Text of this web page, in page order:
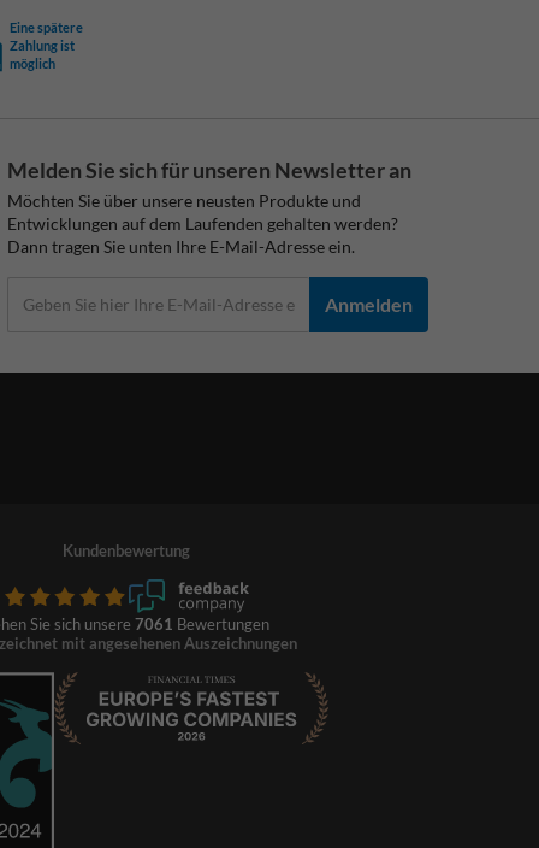
Eine spätere
Zahlung ist
möglich
Melden Sie sich für unseren Newsletter an
Möchten Sie über unsere neusten Produkte und
Entwicklungen auf dem Laufenden gehalten werden?
Dann tragen Sie unten Ihre E-Mail-Adresse ein.
Anmelden
Kundenbewertung
Sie sich unsere 7061 Bewertungen
mit angesehenen Auszeichnungen